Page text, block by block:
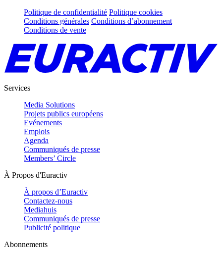
Politique de confidentialité Politique cookies
Conditions générales Conditions d’abonnement
Conditions de vente
Services
Media Solutions
Projets publics européens
Evénements
Emplois
Agenda
Communiqués de presse
Members’ Circle
À Propos d'Euractiv
À propos d’Euractiv
Contactez-nous
Mediahuis
Communiqués de presse
Publicité politique
Abonnements